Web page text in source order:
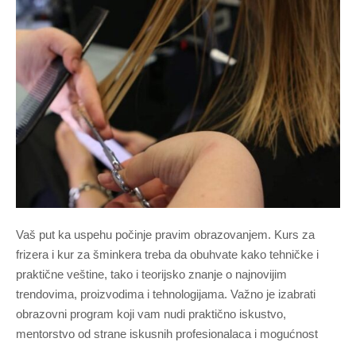
Vaš put ka uspehu počinje pravim obrazovanjem. Kurs za
frizera i kur za šminkera treba da obuhvate kako tehničke i
praktične veštine, tako i teorijsko znanje o najnovijim
trendovima, proizvodima i tehnologijama. Važno je izabrati
obrazovni program koji vam nudi praktično iskustvo,
mentorstvo od strane iskusnih profesionalaca i mogućnost